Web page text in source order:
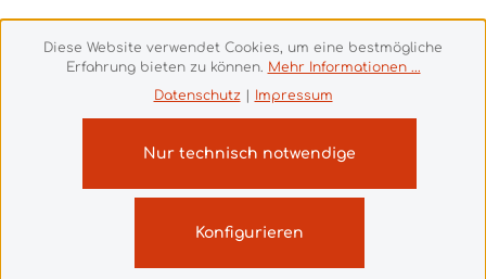
Diese Website verwendet Cookies, um eine bestmögliche
Erfahrung bieten zu können. Mehr Informationen ...
Datenschutz| Impressum
Nur technisch notwendige
Konfigurieren